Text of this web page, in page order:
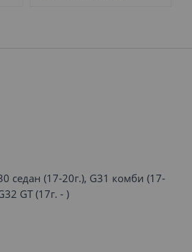
седан (17-20г.), G31 комби (17-
GT (17г. - )